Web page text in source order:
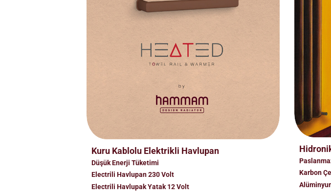
Kuru Kablolu Elektrikli Havlupan
Düşük Enerji Tüketimi
Electrili Havlupan 230 Volt
Electrili Havlupak Yatak 12 Volt
Karbon